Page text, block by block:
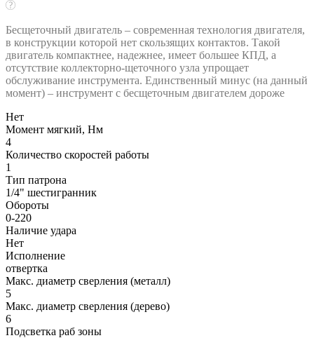
Бесщеточный двигатель – современная технология двигателя,
в конструкции которой нет скользящих контактов. Такой
двигатель компактнее, надежнее, имеет большее КПД, а
отсутствие коллекторно-щеточного узла упрощает
обслуживание инструмента. Единственный минус (на данный
момент) – инструмент с бесщеточным двигателем дороже
Нет
Момент мягкий, Нм
4
Количество скоростей работы
1
Тип патрона
1/4" шестигранник
Обороты
0-220
Наличие удара
Нет
Исполнение
отвертка
Макс. диаметр сверления (металл)
5
Макс. диаметр сверления (дерево)
6
Подсветка раб зоны